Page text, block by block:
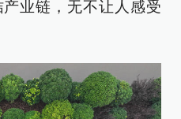
业链，无不让人感受